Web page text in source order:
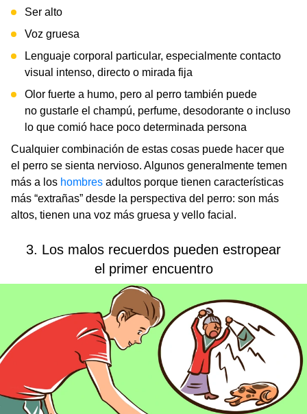
Ser alto
Voz gruesa
Lenguaje corporal particular, especialmente contacto
visual intenso, directo o mirada fija
Olor fuerte a humo, pero al perro también puede
no gustarle el champú, perfume, desodorante o incluso
lo que comió hace poco determinada persona
Cualquier combinación de estas cosas puede hacer que
el perro se sienta nervioso. Algunos generalmente temen
más a los hombres adultos porque tienen características
más “extrañas” desde la perspectiva del perro: son más
altos, tienen una voz más gruesa y vello facial.
3. Los malos recuerdos pueden estropear
el primer encuentro